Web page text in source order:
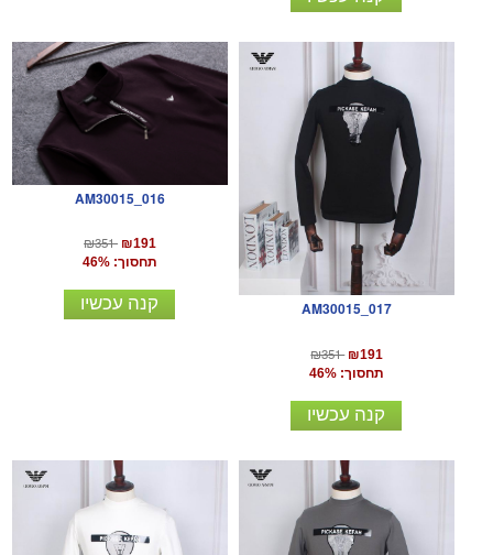
AM30015_016
₪351 ₪191
תחסוך: 46%
קנה עכשיו AM30015_017
₪351 ₪191
תחסוך: 46%
קנה עכשיו